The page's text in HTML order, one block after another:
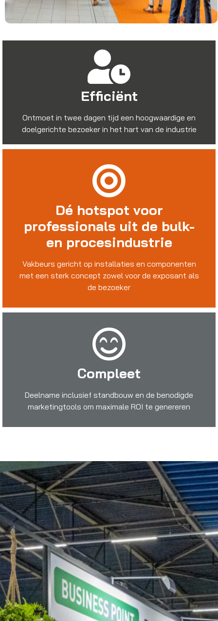
Efficiënt
Ontmoet in twee dagen tijd een hoogwaardige en
doelgerichte bezoeker in het hart van de industrie
Dé hotspot voor
professionals uit de bulk-
en procesindustrie
Vakbeurs gericht op installaties en componenten
met een sterk concept zowel voor de exposant als
de bezoeker
Compleet
Deelname inclusief standbouw en de benodigde
marketingtools om maximale ROI te genereren